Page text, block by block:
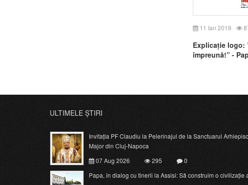
11 Ian 2019
Explicație logo:
împreună!” -
ULTIMELE ȘTIRI
Invitația PF Claudiu la Pelerinajul de la Sanctuarul
Major din Cluj-Napoca
07 Aug 2026
295
0
Papa, în dialog cu tinerii la Assisi: Să construim o civilizație